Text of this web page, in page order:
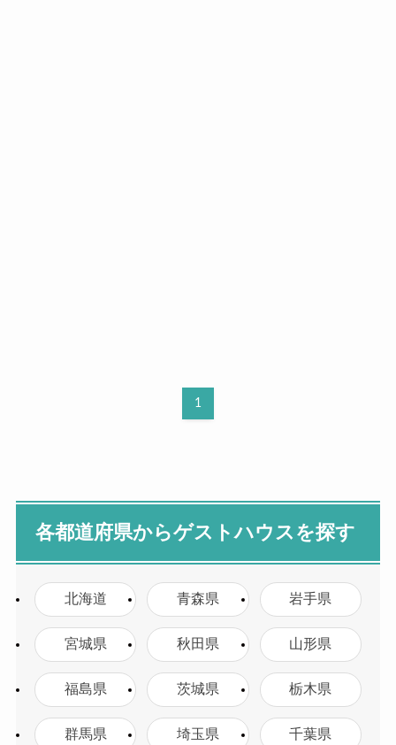
1
各都道府県からゲストハウスを探す
北海道 青森県 岩手県
宮城県 秋田県 山形県
福島県 茨城県 栃木県
群馬県 埼玉県 千葉県